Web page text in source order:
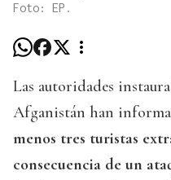
Foto: EP.
Las autoridades
Afganistán han
menos tres turistas
consecuencia de un